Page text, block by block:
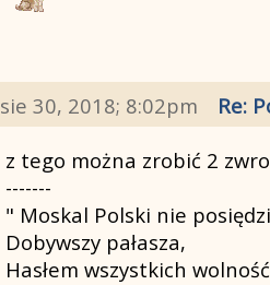
sie 30, 2018; 8:02pm Re:
z tego można zrobić 2
-------
" Moskal Polski nie
Dobywszy pałasza,
Hasłem wszystkich